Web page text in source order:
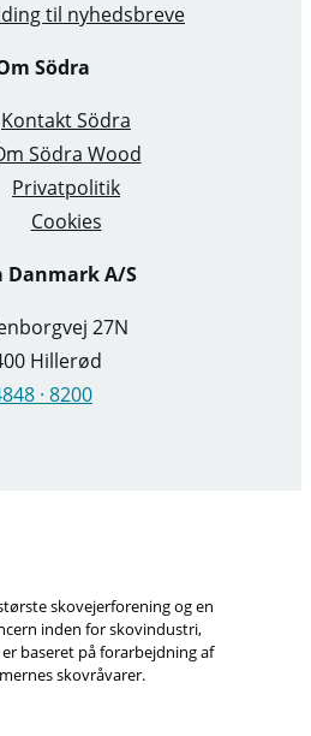
til nyhedsbreve
Södra
Kontakt Södra
Södra Wood
Privatpolitik
Cookies
Danmark A/S
27N
Hillerød
· 8200
skovejerforening og en
inden for skovindustri,
baseret på forarbejdning af
skovråvarer.